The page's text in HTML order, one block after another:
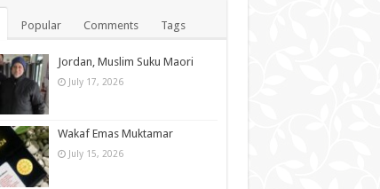
Popular Comments Tags
Jordan, Muslim Suku Maori
July 17, 2026
Wakaf Emas Muktamar
July 15, 2026